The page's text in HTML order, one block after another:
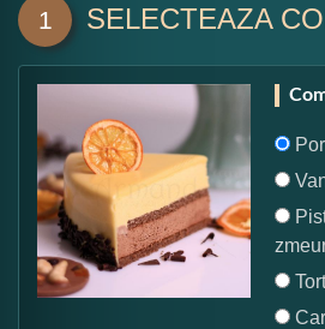
1 SELECTEAZA